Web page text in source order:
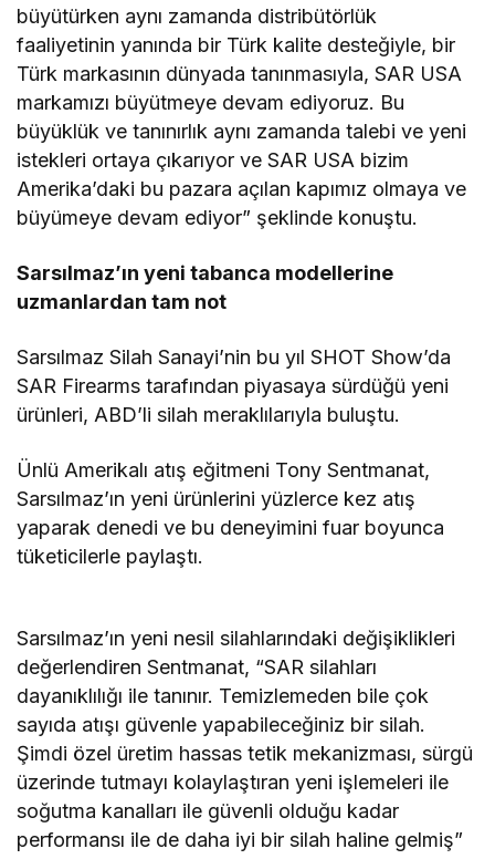
büyütürken aynı zamanda distribütörlük
faaliyetinin yanında bir Türk kalite desteğiyle, bir
Türk markasının dünyada tanınmasıyla, SAR USA
markamızı büyütmeye devam ediyoruz. Bu
büyüklük ve tanınırlık aynı zamanda talebi ve yeni
istekleri ortaya çıkarıyor ve SAR USA bizim
Amerika’daki bu pazara açılan kapımız olmaya ve
büyümeye devam ediyor” şeklinde konuştu.
Sarsılmaz’ın yeni tabanca modellerine
uzmanlardan tam not
Sarsılmaz Silah Sanayi’nin bu yıl SHOT Show’da
SAR Firearms tarafından piyasaya sürdüğü yeni
ürünleri, ABD’li silah meraklılarıyla buluştu.
Ünlü Amerikalı atış eğitmeni Tony Sentmanat,
Sarsılmaz’ın yeni ürünlerini yüzlerce kez atış
yaparak denedi ve bu deneyimini fuar boyunca
tüketicilerle paylaştı.
Sarsılmaz’ın yeni nesil silahlarındaki değişiklikleri
değerlendiren Sentmanat, “SAR silahları
dayanıklılığı ile tanınır. Temizlemeden bile çok
sayıda atışı güvenle yapabileceğiniz bir silah.
Şimdi özel üretim hassas tetik mekanizması, sürgü
üzerinde tutmayı kolaylaştıran yeni işlemeleri ile
soğutma kanalları ile güvenli olduğu kadar
performansı ile de daha iyi bir silah haline gelmiş”